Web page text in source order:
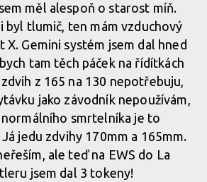
měl alespoň o starost míň.
byl tlumič, ten mám vzduchový
X. Gemini systém jsem dal hned
tam těch páček na řídítkách
z 165 na 130 nepotřebuju,
jako závodník nepoužívám,
smrtelníka je to
jedu zdvihy 170mm a 165mm.
ale teď na EWS do La
jsem dal 3 tokeny!